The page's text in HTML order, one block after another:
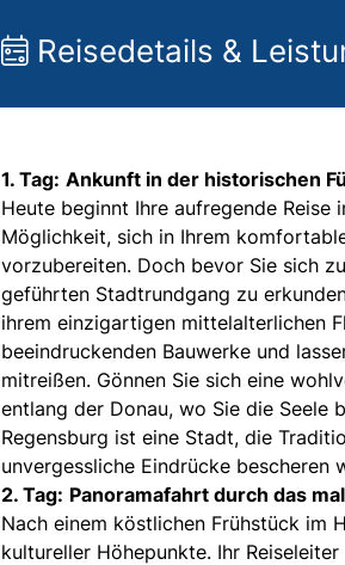
Reisedetails &
1. Tag: Ankunft in der historischen
Heute beginnt Ihre aufregende Reise
Möglichkeit, sich in Ihrem
vorzubereiten. Doch bevor Sie sich
geführten Stadtrundgang zu
ihrem einzigartigen mittelalterlichen
beeindruckenden Bauwerke und
mitreißen. Gönnen Sie sich eine
entlang der Donau, wo Sie die Seele
Regensburg ist eine Stadt, die
unvergessliche Eindrücke bescheren
2. Tag: Panoramafahrt durch das
Nach einem köstlichen Frühstück im
kultureller Höhepunkte. Ihr